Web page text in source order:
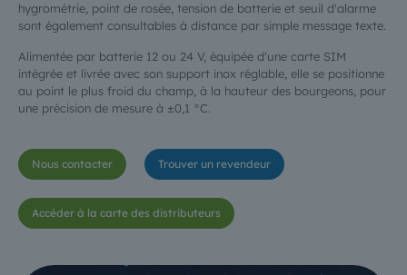
hygrométrie, point de rosée, tension de batterie et seuil d'alarme
sont également consultables à distance par simple message texte.
Alimentée par batterie 12 ou 24 V, équipée d'une carte SIM
intégrée et livrée avec son support inox réglable, elle se positionne
au point le plus froid du champ, à la hauteur des bourgeons, pour
une précision de mesure à ±0,1 °C.
Nous contacter Trouver un revendeur
Accéder à la carte des distributeurs